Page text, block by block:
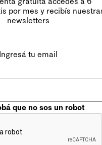
por mes y recibís
newsletters
Ingresá tu email
que no sos un robot